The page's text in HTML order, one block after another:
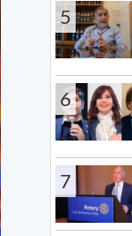
5
6
7